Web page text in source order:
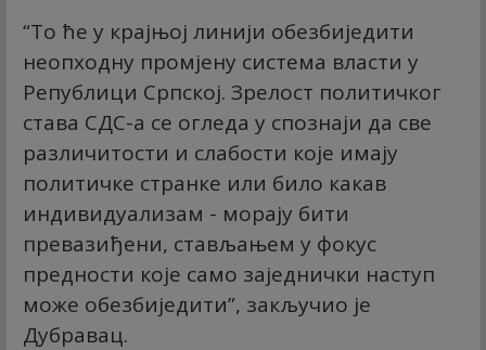
“То ће у крајњој линији обезбиједити
неопходну промјену система власти у
Републици Српској. Зрелост политичког
става СДС-а се огледа у спознаји да све
различитости и слабости које имају
политичке странке или било какав
индивидуализам - морају бити
превазиђени, стављањем у фокус
предности које само заједнички наступ
може обезбиједити”, закључио је
Дубравац.